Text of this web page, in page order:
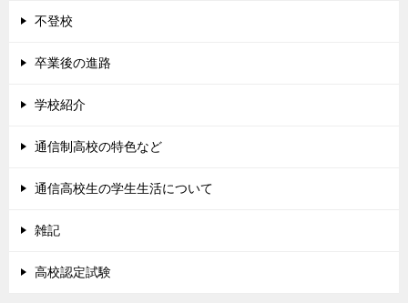
不登校
卒業後の進路
学校紹介
通信制高校の特色など
通信高校生の学生生活について
雑記
高校認定試験